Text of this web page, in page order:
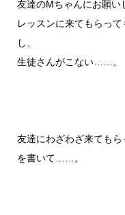
友達のMちゃんにお願い
レッスンに来てもらっ
し、
生徒さんがこない……。
友達にわざわざ来ても
を書いて……。